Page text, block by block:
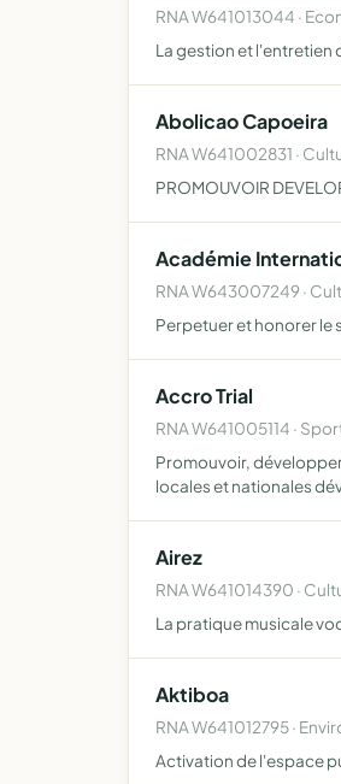
RNA W641013044 ·
La gestion et l'entretien
Abolicao Capoeira
RNA W641002831 ·
PROMOUVOIR
Académie
RNA W643007249 ·
Perpetuer et honorer le
Accro Trial
RNA W641005114 ·
Promouvoir,
locales et nationales
Airez
RNA W641014390 ·
La pratique musicale
Aktiboa
RNA W641012795 ·
Activation de l'espace